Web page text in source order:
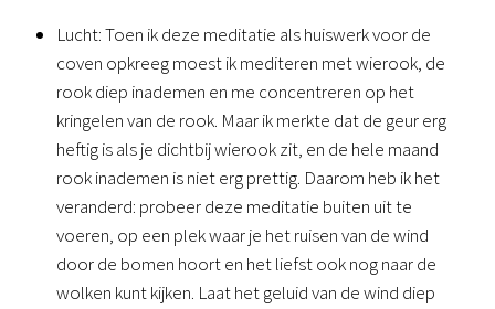
Lucht: Toen ik deze meditatie als huiswerk voor de
coven opkreeg moest ik mediteren met wierook, de
rook diep inademen en me concentreren op het
kringelen van de rook. Maar ik merkte dat de geur erg
heftig is als je dichtbij wierook zit, en de hele maand
rook inademen is niet erg prettig. Daarom heb ik het
veranderd: probeer deze meditatie buiten uit te
voeren, op een plek waar je het ruisen van de wind
door de bomen hoort en het liefst ook nog naar de
wolken kunt kijken. Laat het geluid van de wind diep